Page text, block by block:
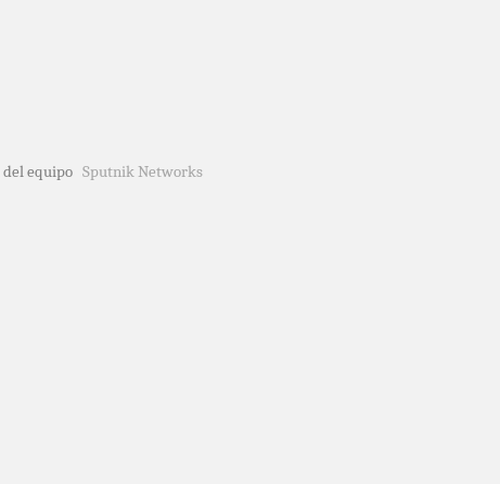
del equipo Sputnik Networks